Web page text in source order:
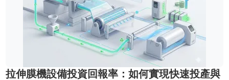
拉伸膜機設備投資回報率：如何實現快速投產與